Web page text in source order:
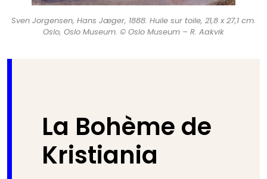
Sven Jorgensen, Hans Jæger, 1888. Huile sur toile, 21,8 x 27,1 cm.
Oslo, Oslo Museum. © Oslo Museum – R. Aakvik
La Bohème de
Kristiania